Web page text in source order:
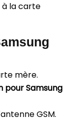
à la carte
mère.
pour Samsung
GSM.